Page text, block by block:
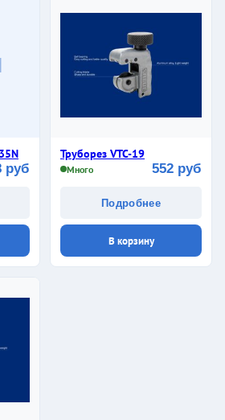
руб
Труборез VTC-19
Много 552 руб
Подробнее
В корзину